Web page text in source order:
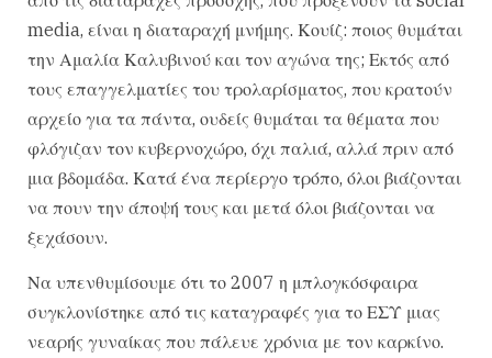
media, είναι η διαταραχή μνήμης. Κουίζ: ποιος θυμάται
την Αμαλία Καλυβινού και τον αγώνα της; Εκτός από
τους επαγγελματίες του τρολαρίσματος, που κρατούν
αρχείο για τα πάντα, ουδείς θυμάται τα θέματα που
φλόγιζαν τον κυβερνοχώρο, όχι παλιά, αλλά πριν από
μια βδομάδα. Κατά ένα περίεργο τρόπο, όλοι βιάζονται
να πουν την άποψή τους και μετά όλοι βιάζονται να
ξεχάσουν.
Να υπενθυμίσουμε ότι το 2007 η μπλογκόσφαιρα
συγκλονίστηκε από τις καταγραφές για το ΕΣΥ μιας
νεαρής γυναίκας που πάλευε χρόνια με τον καρκίνο.